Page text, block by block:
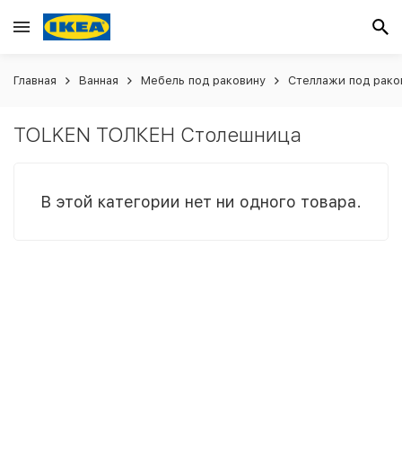
Главная Ванная Мебель под раковину Стеллажи под
TOLKEN ТОЛКЕН Столешница
В этой категории нет ни одного товара.